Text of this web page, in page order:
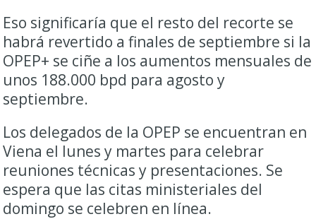
Eso significaría que el resto del recorte se ​
habrá revertido a finales de septiembre si la
OPEP+ se ciñe a los aumentos mensuales ‌de
unos 188.000 bpd para agosto y
septiembre.
Los ​delegados de la OPEP se ​encuentran en
Viena el lunes y martes para celebrar
reuniones técnicas y presentaciones. Se
espera que las citas ministeriales del
domingo se celebren en línea.